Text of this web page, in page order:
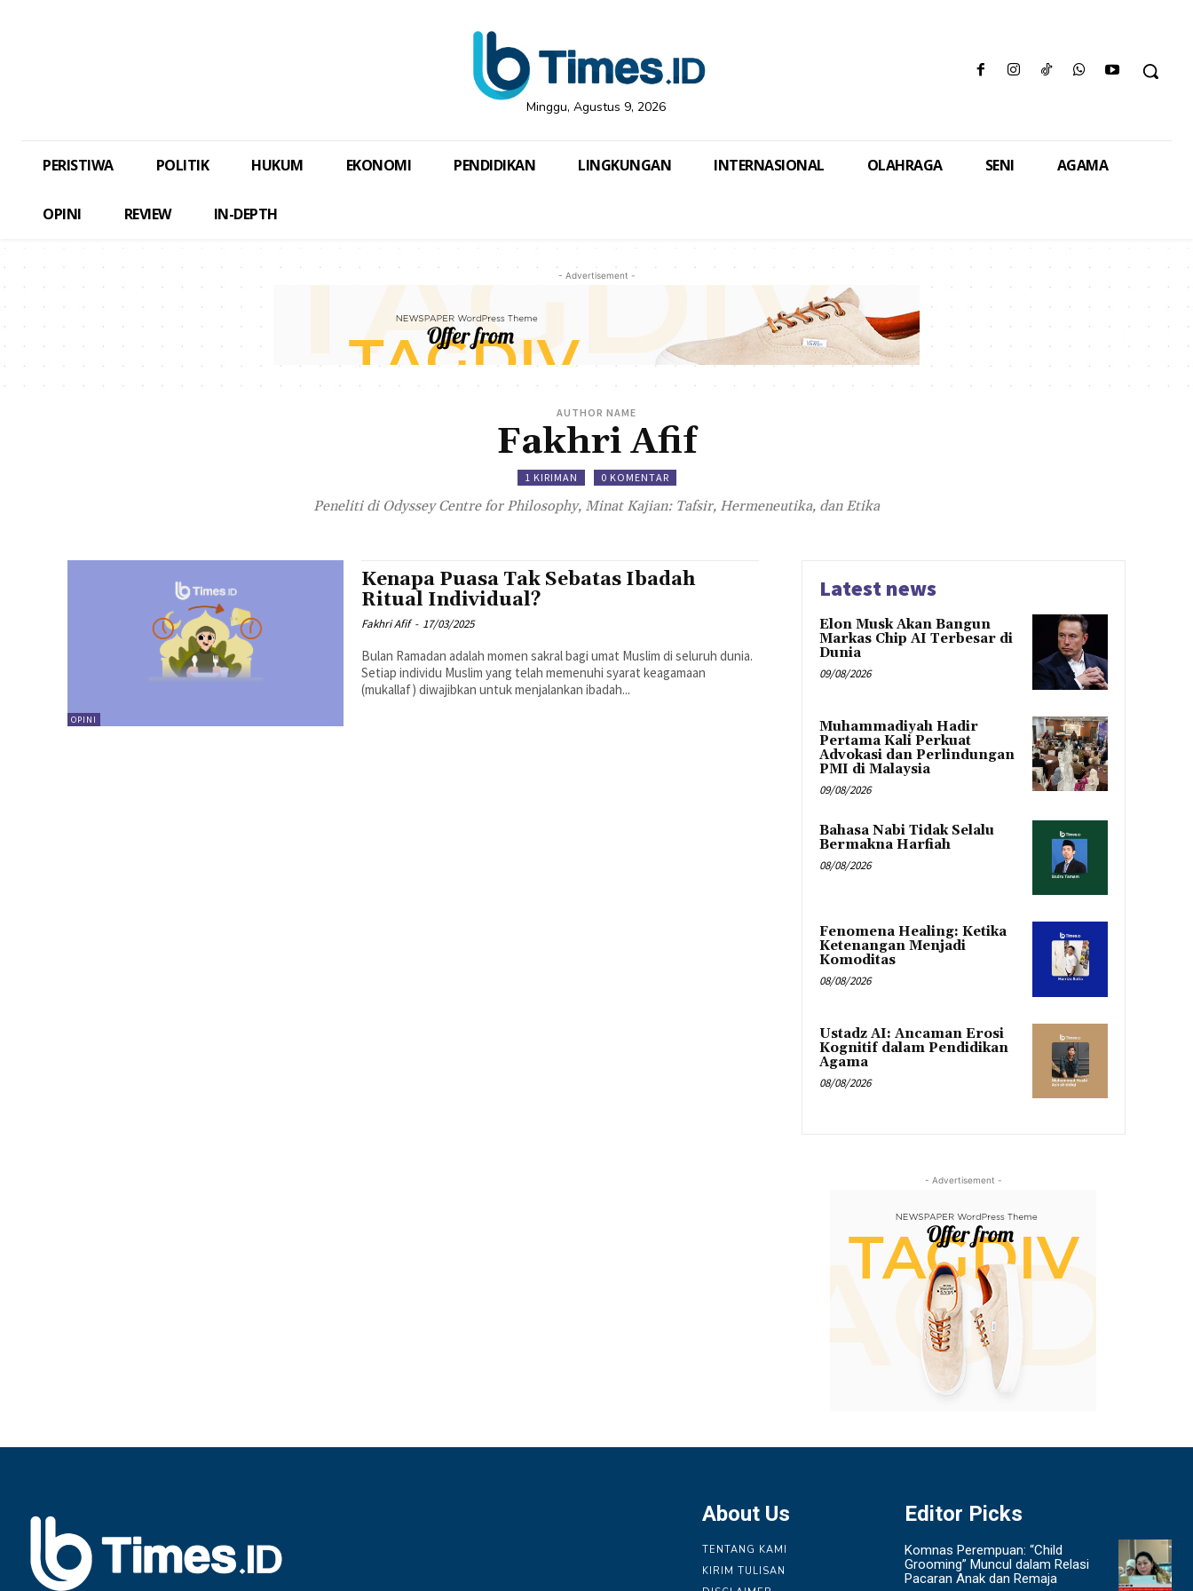
Minggu, Agustus 9, 2026
PERISTIWA POLITIK HUKUM EKONOMI PENDIDIKAN LINGKUNGAN INTERNASIONAL OLAHRAGA SENI AGAMA
OPINI REVIEW IN-DEPTH
- Advertisement -
AUTHOR NAME
Fakhri Afif
1 KIRIMAN 0 KOMENTAR
Peneliti di Odyssey Centre for Philosophy, Minat Kajian: Tafsir, Hermeneutika, dan Etika
OPINI
Kenapa Puasa Tak Sebatas Ibadah
Ritual Individual?
Fakhri Afif - 17/03/2025
Bulan Ramadan adalah momen sakral bagi umat Muslim di seluruh dunia.
Setiap individu Muslim yang telah memenuhi syarat keagamaan
(mukallaf) diwajibkan untuk menjalankan ibadah...
Latest news
Elon Musk Akan Bangun
Markas Chip AI Terbesar di
Dunia
09/08/2026
Muhammadiyah Hadir
Pertama Kali Perkuat
Advokasi dan Perlindungan
PMI di Malaysia
09/08/2026
Bahasa Nabi Tidak Selalu
Bermakna Harfiah
08/08/2026
Fenomena Healing: Ketika
Ketenangan Menjadi
Komoditas
08/08/2026
Ustadz AI: Ancaman Erosi
Kognitif dalam Pendidikan
Agama
08/08/2026
- Advertisement -
About Us
TENTANG KAMI
KIRIM TULISAN
Editor Picks
Komnas Perempuan: “Child
Grooming” Muncul dalam Relasi
Pacaran Anak dan Remaja